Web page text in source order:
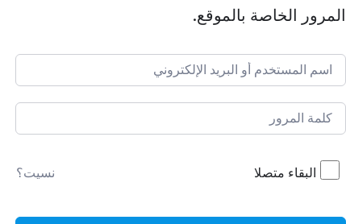
المرور الخاصة بالموقع.
البقاء متصلا نسيت؟